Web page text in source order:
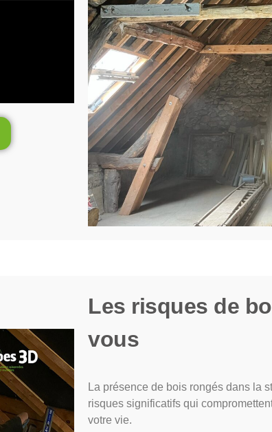
Les risques de
vous
La présence de bois rongés dans la
risques significatifs qui
votre vie.